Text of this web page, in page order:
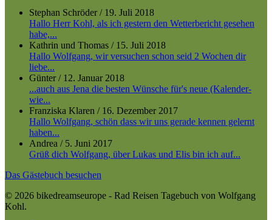
Stephan Schröder/ 19. Juli 2018
Hallo Herr Kohl, als ich gestern den Wetterbericht gesehen
habe,...
Kathrin und Thomas / 15. Juli 2018
Hallo Wolfgang, wir versuchen schon seid 2 Wochen dir
liebe...
Günter/ 12. Januar 2018
...auch aus Jena die besten Wünsche für's neue (Kalender-
wie...
Franziska Klaren / 16. Dezember 2017
Hallo Wolfgang, schön dass wir uns gerade kennen gelernt
haben...
Andrea / 5. Juni 2017
Grüß dich Wolfgang, über Lukas und Elis bin ich auf...
Das Gästebuch besuchen
© 2026 bikedreamseurope - Rad Reisen Tagebuch von Wolfgang
Kohl.